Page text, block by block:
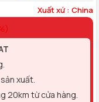
Xuất xứ : China
xuất.
20km từ cửa hàng.